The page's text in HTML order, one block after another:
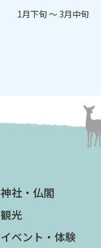
1月下旬 ～ 3月中旬
神社・仏閣
観光
イベント・体験